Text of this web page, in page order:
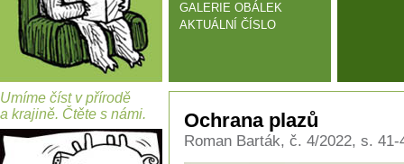
GALERIE OBÁLEK
AKTUÁLNÍ ČÍSLO
Umíme číst v přírodě
a krajině. Čtěte s námi.
Ochrana plazů
Roman Barták, č. 4/2022, s. 41-